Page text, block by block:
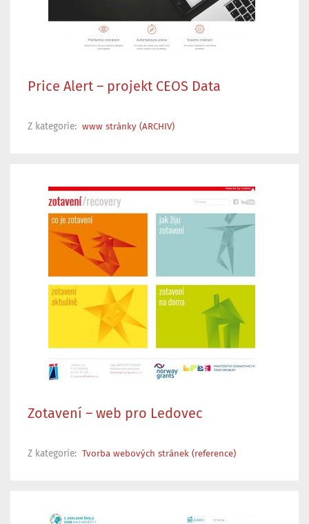
Price Alert – projekt CEOS Data
Z kategorie: www stránky (ARCHIV)
Zotavení – web pro Ledovec
Z kategorie: Tvorba webových stránek (reference)